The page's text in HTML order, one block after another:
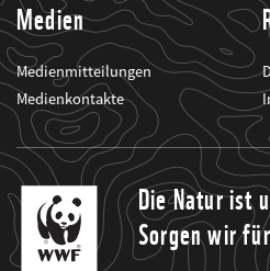
Medien
Medienmitteilungen
Medienkontakte
Die Natur ist
Sorgen wir